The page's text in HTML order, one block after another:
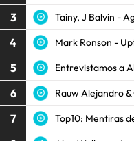
3 Tainy, J Balvin -
4 Mark Ronson -
5 Entrevistamos a
6 Rauw Alejandro
7 Top10: Mentiras